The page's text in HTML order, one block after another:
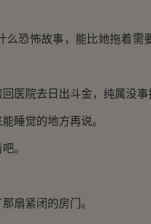
恐怖故事，能比她拖着需
院去日出斗金，纯属没事
睡觉的地方再说。
。
扇紧闭的房门。